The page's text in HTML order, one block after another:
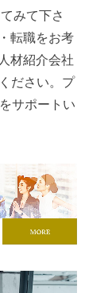
みて下さ
転職をお考
材紹介会社
ださい。プ
サポートい